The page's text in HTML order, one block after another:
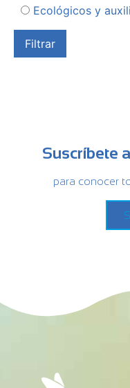
Ecológicos y
Suscríbete
para conocer